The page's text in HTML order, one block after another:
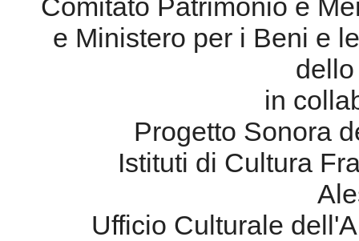
Comitato Patrimonio e
e Ministero per i Beni e
in
Progetto Sonora
Istituti di Cultura
Ufficio Culturale